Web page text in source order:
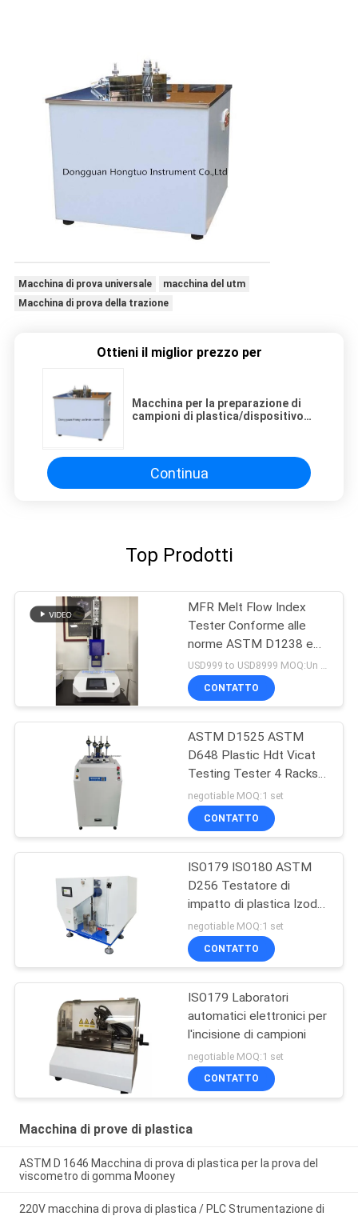
Macchina di prova universale
macchina del utm
Macchina di prova della trazione
Ottieni il miglior prezzo per
Macchina per la preparazione di
campioni di plastica/dispositivo
Continua
Top Prodotti
MFR Melt Flow Index
Tester Conforme alle
norme ASTM D1238 e
ISO 1133, attrezzature
per la prova delle materie
plastiche
USD999 to USD8999 MOQ:Un set
CONTATTO
ASTM D1525 ASTM
D648 Plastic Hdt Vicat
Testing Tester 4 Racks
di campionamento
negotiable MOQ:1 set
CONTATTO
ISO179 ISO180 ASTM
D256 Testatore di
impatto di plastica Izod
Charpy
negotiable MOQ:1 set
CONTATTO
ISO179 Laboratori
automatici elettronici per
l'incisione di campioni
negotiable MOQ:1 set
CONTATTO
Macchina di prove di plastica
ASTM D 1646 Macchina di prova di plastica per la prova del
viscometro di gomma Mooney
220V macchina di prova di plastica / PLC Strumentazione di